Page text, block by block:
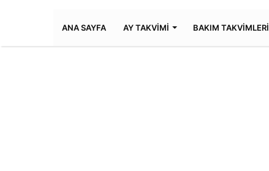
ANA SAYFA AY TAKVİMİ BAKIM TAKVİMLERİ